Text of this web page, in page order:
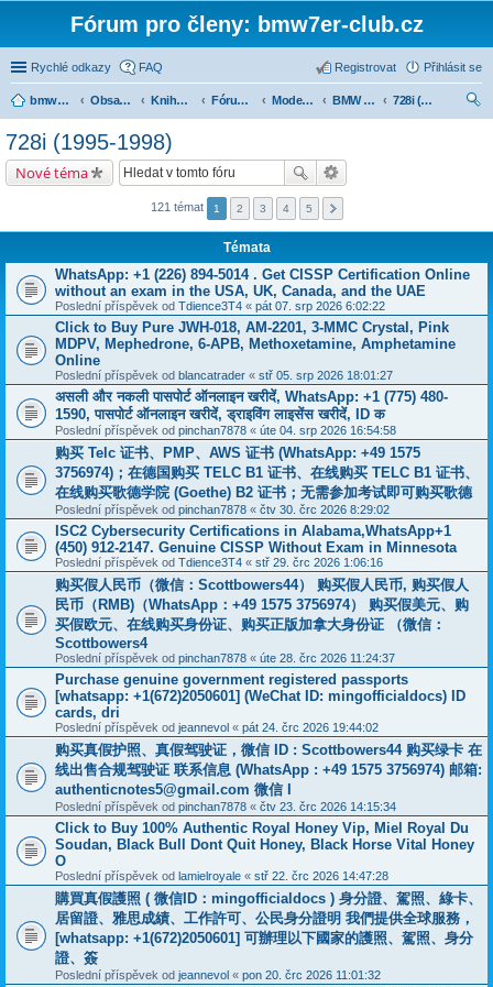
Fórum pro členy: bmw7er-club.cz
Rychlé odkazy FAQ Přihlásit se
Registrovat
bmw7er-club.cz Obsah fóra Knihovna Fórum 7er Modely BMW 7er BMW 7 e38 (1994-2001)
728i (1995-1998)
728i (1995-1998)
Nové téma
121 témat 1 2 3 4 5
Témata
WhatsApp: +1 (226) 894-5014​ . Get CISSP Certification Online
without an exam in the USA, UK, Canada, and the UAE
Poslední příspěvek od Tdience3T4 « pát 07. srp 2026 6:02:22
Click to Buy Pure JWH-018, AM-2201, 3-MMC Crystal, Pink
MDPV, Mephedrone, 6-APB, Methoxetamine, Amphetamine
Online
Poslední příspěvek od blancatrader « stř 05. srp 2026 18:01:27
असली और नकली पासपोर्ट ऑनलाइन खरीदें, WhatsApp: +1 (775) 480-
1590, पासपोर्ट ऑनलाइन खरीदें, ड्राइविंग लाइसेंस खरीदें, ID क
Poslední příspěvek od pinchan7878 « úte 04. srp 2026 16:54:58
购买 Telc 证书、PMP、AWS 证书 (WhatsApp: +49 1575
3756974)；在德国购买 TELC B1 证书、在线购买 TELC B1 证书、
在线购买歌德学院 (Goethe) B2 证书；无需参加考试即可购买歌德
Poslední příspěvek od pinchan7878 « čtv 30. črc 2026 8:29:02
ISC2 Cybersecurity Certifications in Alabama,WhatsApp+1
(450) 912-2147. Genuine CISSP Without Exam in Minnesota
Poslední příspěvek od Tdience3T4 « stř 29. črc 2026 1:06:16
购买假人民币（微信：Scottbowers44） 购买假人民币, 购买假人
民币（RMB)（WhatsApp：+49 1575 3756974） 购买假美元、购
买假欧元、在线购买身份证、购买正版加拿大身份证 （微信：
Scottbowers4
Poslední příspěvek od pinchan7878 « úte 28. črc 2026 11:24:37
Purchase genuine government registered passports
[whatsapp: +1(672)2050601] (WeChat ID: mingofficialdocs) ID
cards, dri
Poslední příspěvek od jeannevol « pát 24. črc 2026 19:44:02
购买真假护照、真假驾驶证，微信 ID : Scottbowers44 购买绿卡 在
线出售合规驾驶证 联系信息 (WhatsApp : +49 1575 3756974) 邮箱:
authenticnotes5@gmail.com 微信 I
Poslední příspěvek od pinchan7878 « čtv 23. črc 2026 14:15:34
Click to Buy 100% Authentic Royal Honey Vip, Miel Royal Du
Soudan, Black Bull Dont Quit Honey, Black Horse Vital Honey
O
Poslední příspěvek od lamielroyale « stř 22. črc 2026 14:47:28
購買真假護照 ( 微信ID：mingofficialdocs ) 身分證、駕照、綠卡、
居留證、雅思成績、工作許可、公民身分證明 我們提供全球服務，
[whatsapp: +1(672)2050601] 可辦理以下國家的護照、駕照、身分
證、簽
Poslední příspěvek od jeannevol « pon 20. črc 2026 11:01:32